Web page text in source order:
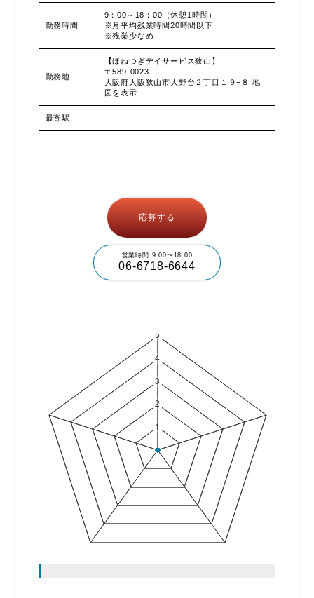
勤務時間
9：00～18：00（休憩1時間）
※月平均残業時間20時間以下
※残業少なめ
勤務地
【ほねつぎデイサービス狭山】
〒589-0023
大阪府大阪狭山市大野台２丁目１９−８ 地
図を表示
最寄駅
応募する
営業時間 9:00〜18:00
06-6718-6644